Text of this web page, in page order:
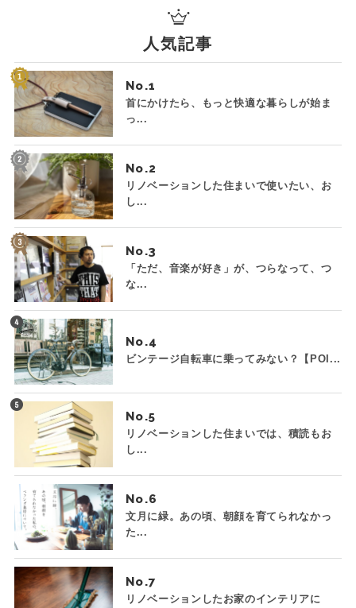
人気記事
No.
首にかけたら、もっと快適な暮らしが始ま
っ...
No.
リノベーションした住まいで使いたい、お
し...
No.
「ただ、音楽が好き」が、つらなって、つ
な...
No.
ビンテージ自転車に乗ってみない？【POI...
No.
リノベーションした住まいでは、積読もお
し...
No.
文月に緑。あの頃、朝顔を育てられなかっ
た...
No.
リノベーションしたお家のインテリアに